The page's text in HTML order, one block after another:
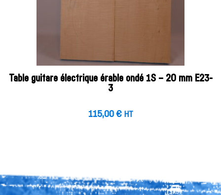
Table guitare électrique érable ondé 1S – 20 mm E23-
3
115,00 € HT